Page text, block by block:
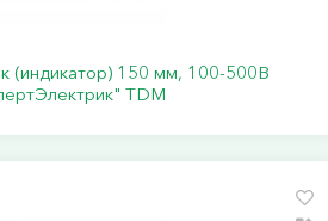
(индикатор) 150 мм, 100-500В
TDM